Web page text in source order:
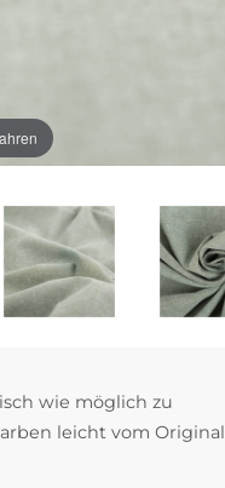
wie möglich zu
leicht vom Original